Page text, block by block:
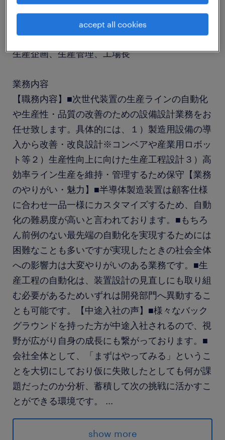
社名非公開
職種
生産企画、生産管理、工場長
業務内容
【職務内容】■次世代装置の生産ラインの自動化
や生産性・品質の改善のための設備設計業務をお
任せ致します。具体的には、１）製造用設備の導
入から改善・改良設計※コンベアや産業用ロボッ
ト等２）生産性向上に向けた生産工程設計３）高
効率ライン生産を維持・管理するため保守【業務
のやりがい・魅力】■半導体製造装置は顧客仕様
に合わせ一品一様にカスタマイズするため、自動
化の難易度が高いと言われております。■もちろ
ん前例のない最先端の自動化を実現するためには
困難なことも多いですが実現したときの社会全体
への影響力は大変やりがいのある業務です。■生
産工程の自動化は、装置設計の見直しにも取り組
む必要があるためいずれは開発部門へ異動するこ
とも可能です。【中途入社の声】■様々なバック
グラウンドを持った方が中途入社されるので、視
野が広がり自身の成長にも繋がっております。■
会社全体として、「まずはやってみる」というこ
とを大切にしており仮に失敗したとしても何が課
題だったのか分析、蓄積して次の挑戦に活かすこ
とができる環境です。 ...
show more
accept all cookies